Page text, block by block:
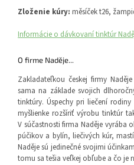
Zloženie kúry: měsíček t26,
Informácie o dávkovaní tinktúr
O firme Naděje...
Zakladateľkou českej firmy
sama na základe svojich
tinktúry. Úspechy pri liečení
myšlienke rozšíriť výrobu tinktúr
V súčastnosti firma Naděje vyrába
púčikov a bylín, liečivých kúr,
Naděje sú jedinečné svojimi
tomu sa tešia veľkej obľube a čo